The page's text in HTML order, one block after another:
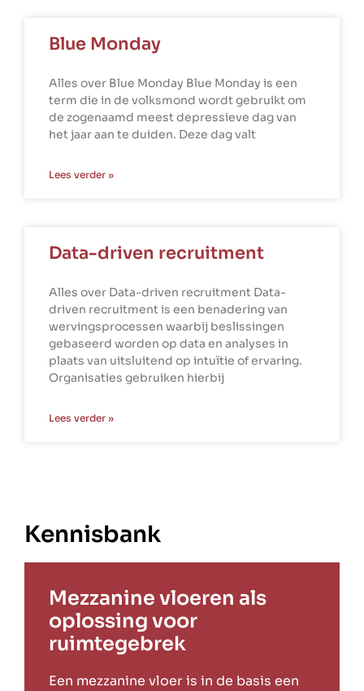
Blue Monday
Alles over Blue Monday Blue Monday is een
term die in de volksmond wordt gebruikt om
de zogenaamd meest depressieve dag van
het jaar aan te duiden. Deze dag valt
Lees verder »
Data-driven recruitment
Alles over Data-driven recruitment Data-
driven recruitment is een benadering van
wervingsprocessen waarbij beslissingen
gebaseerd worden op data en analyses in
plaats van uitsluitend op intuïtie of ervaring.
Organisaties gebruiken hierbij
Lees verder »
Kennisbank
Mezzanine vloeren als
oplossing voor
ruimtegebrek
Een mezzanine vloer is in de basis een